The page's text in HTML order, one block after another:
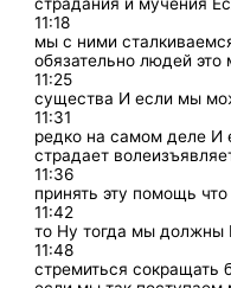
11:18
мы с ними
обязательно людей
11:25
существа И если мы
11:31
редко на самом деле И
страдает
11:36
принять эту помощь
11:42
то Ну тогда мы должны
11:48
стремиться сокращать